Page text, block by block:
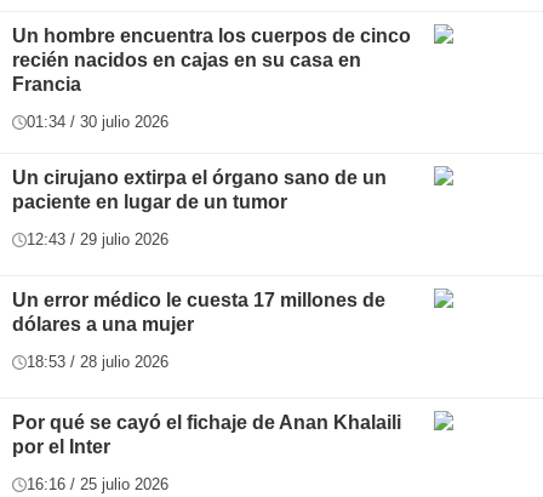
Un hombre encuentra los cuerpos de cinco
recién nacidos en cajas en su casa en
Francia
01:34 / 30 julio 2026
Un cirujano extirpa el órgano sano de un
paciente en lugar de un tumor
12:43 / 29 julio 2026
Un error médico le cuesta 17 millones de
dólares a una mujer
18:53 / 28 julio 2026
Por qué se cayó el fichaje de Anan Khalaili
por el Inter
16:16 / 25 julio 2026